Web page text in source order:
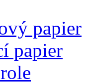
papier
papier